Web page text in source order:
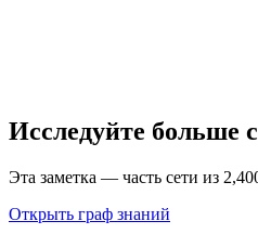
Исследуйте больше
Эта заметка — часть сети из
Открыть граф знаний